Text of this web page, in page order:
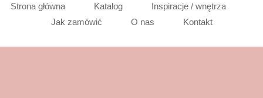
Strona główna Katalog
Inspiracje / wnętrza
Jak zamówić
O nas Kontakt